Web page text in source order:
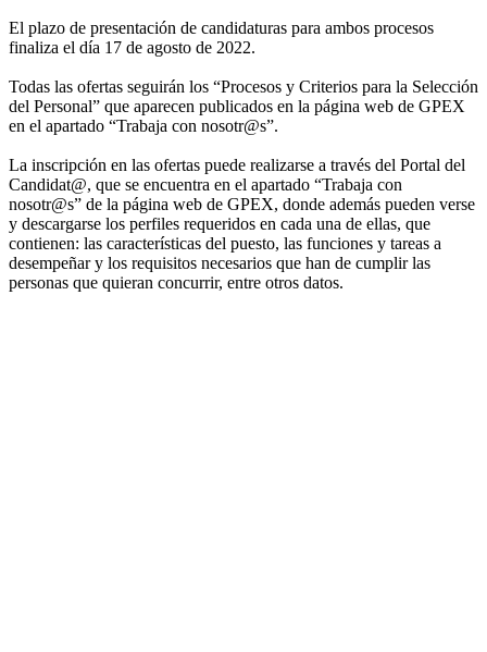
El plazo de presentación de candidaturas para ambos procesos
finaliza el día 17 de agosto de 2022.
Todas las ofertas seguirán los “Procesos y Criterios para la Selección
del Personal” que aparecen publicados en la página web de GPEX
en el apartado “Trabaja con nosotr@s”.
La inscripción en las ofertas puede realizarse a través del Portal del
Candidat@, que se encuentra en el apartado “Trabaja con
nosotr@s” de la página web de GPEX, donde además pueden verse
y descargarse los perfiles requeridos en cada una de ellas, que
contienen: las características del puesto, las funciones y tareas a
desempeñar y los requisitos necesarios que han de cumplir las
personas que quieran concurrir, entre otros datos.